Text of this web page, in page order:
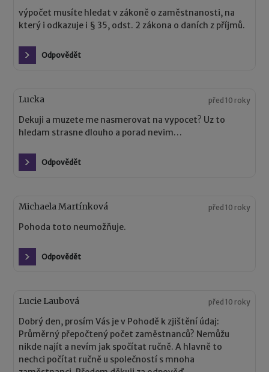
výpočet musíte hledat v zákoně o zaměstnanosti, na
který i odkazuje i § 35, odst. 2 zákona o daních z příjmů.
Odpovědět
Lucka před 10 roky
Dekuji a muzete me nasmerovat na vypocet? Uz to
hledam strasne dlouho a porad nevim…
Odpovědět
Michaela Martínková před 10 roky
Pohoda toto neumožňuje.
Odpovědět
Lucie Laubová před 10 roky
Dobrý den, prosím Vás je v Pohodě k zjištění údaj:
Průměrný přepočtený počet zaměstnanců? Nemůžu
nikde najít a nevím jak spočítat ručně. A hlavně to
nechci počítat ručně u společností s mnoha